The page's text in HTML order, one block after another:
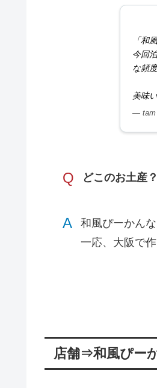
「和
今回
な頻
美味
— tam
Q どこのお土産？
A
和風ぴーかん
一応、大阪で
店舗⇒和風ぴー